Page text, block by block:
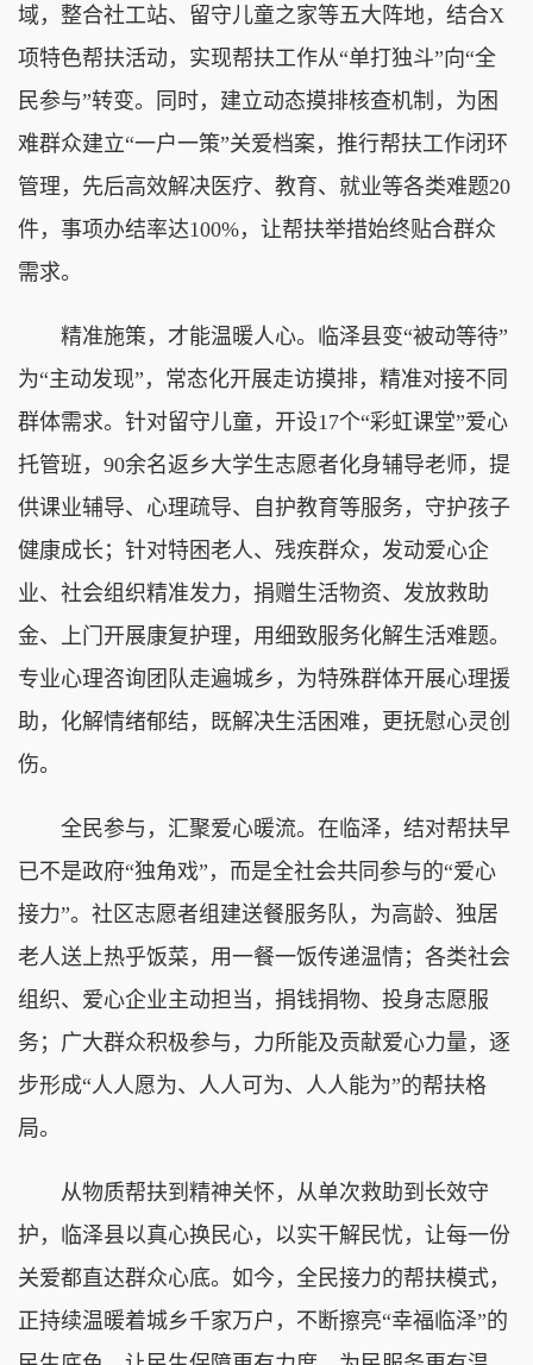
域，整合社工站、留守儿童之家等五大阵地，结合X
项特色帮扶活动，实现帮扶工作从“单打独斗”向“全
民参与”转变。同时，建立动态摸排核查机制，为困
难群众建立“一户一策”关爱档案，推行帮扶工作闭环
管理，先后高效解决医疗、教育、就业等各类难题20
件，事项办结率达100%，让帮扶举措始终贴合群众
需求。
精准施策，才能温暖人心。临泽县变“被动等待”
为“主动发现”，常态化开展走访摸排，精准对接不同
群体需求。针对留守儿童，开设17个“彩虹课堂”爱心
托管班，90余名返乡大学生志愿者化身辅导老师，提
供课业辅导、心理疏导、自护教育等服务，守护孩子
健康成长；针对特困老人、残疾群众，发动爱心企
业、社会组织精准发力，捐赠生活物资、发放救助
金、上门开展康复护理，用细致服务化解生活难题。
专业心理咨询团队走遍城乡，为特殊群体开展心理援
助，化解情绪郁结，既解决生活困难，更抚慰心灵创
伤。
全民参与，汇聚爱心暖流。在临泽，结对帮扶早
已不是政府“独角戏”，而是全社会共同参与的“爱心
接力”。社区志愿者组建送餐服务队，为高龄、独居
老人送上热乎饭菜，用一餐一饭传递温情；各类社会
组织、爱心企业主动担当，捐钱捐物、投身志愿服
务；广大群众积极参与，力所能及贡献爱心力量，逐
步形成“人人愿为、人人可为、人人能为”的帮扶格
局。
从物质帮扶到精神关怀，从单次救助到长效守
护，临泽县以真心换民心，以实干解民忧，让每一份
关爱都直达群众心底。如今，全民接力的帮扶模式，
正持续温暖着城乡千家万户，不断擦亮“幸福临泽”的